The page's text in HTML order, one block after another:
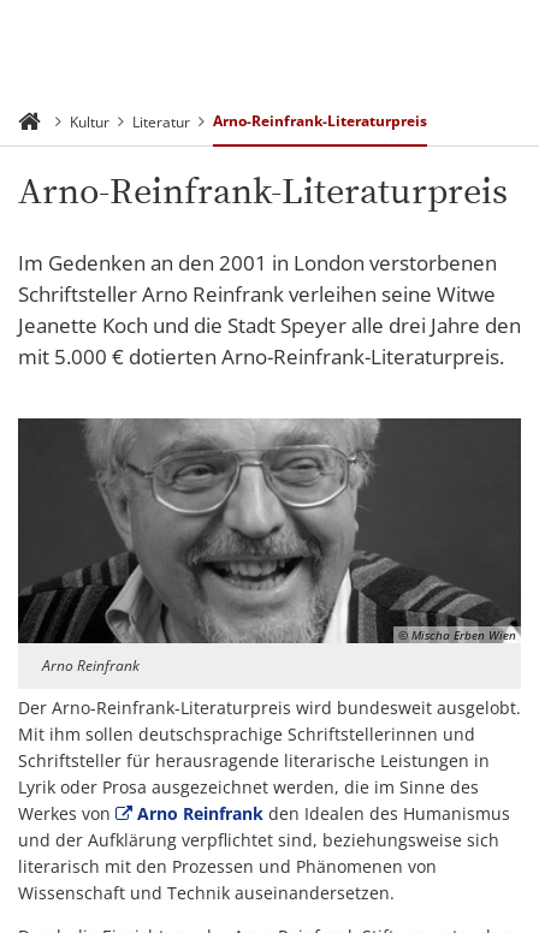
Kultur Literatur Arno-Reinfrank-Literaturpreis
Arno-Reinfrank-Literaturpreis
Im Gedenken an den 2001 in London verstorbenen
Schriftsteller Arno Reinfrank verleihen seine Witwe
Jeanette Koch und die Stadt Speyer alle drei Jahre den
mit 5.000 € dotierten Arno-Reinfrank-Literaturpreis.
© Mischa Erben Wien
Arno Reinfrank
Der Arno-Reinfrank-Literaturpreis wird bundesweit ausgelobt.
Mit ihm sollen deutschsprachige Schriftstellerinnen und
Schriftsteller für herausragende literarische Leistungen in
Lyrik oder Prosa ausgezeichnet werden, die im Sinne des
Werkes von
Arno Reinfrankden Idealen des Humanismus
und der Aufklärung verpflichtet sind, beziehungsweise sich
literarisch mit den Prozessen und Phänomenen von
Wissenschaft und Technik auseinandersetzen.